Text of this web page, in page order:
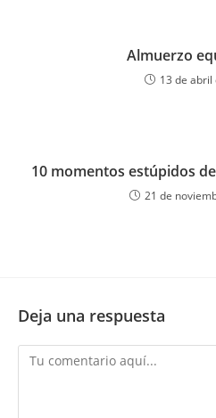
Almuerzo
13 de abril
10 momentos estúpidos
21 de
Deja una respuesta
Comentario